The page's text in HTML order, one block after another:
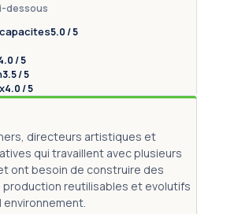
dessous
5.0 / 5
/ 5
3.5 / 5
4.0 / 5
directeurs artistiques et
qui travaillent avec plusieurs
ont besoin de construire des
production reutilisables et evolutifs
environnement.